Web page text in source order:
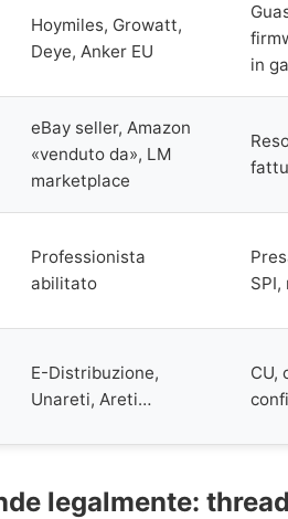
Hoymiles, Growatt,
Deye, Anker EU
in
eBay seller, Amazon
«venduto da», LM
marketplace
Professionista
abilitato
E-Distribuzione,
Unareti, Areti…
CU,
legalmente: